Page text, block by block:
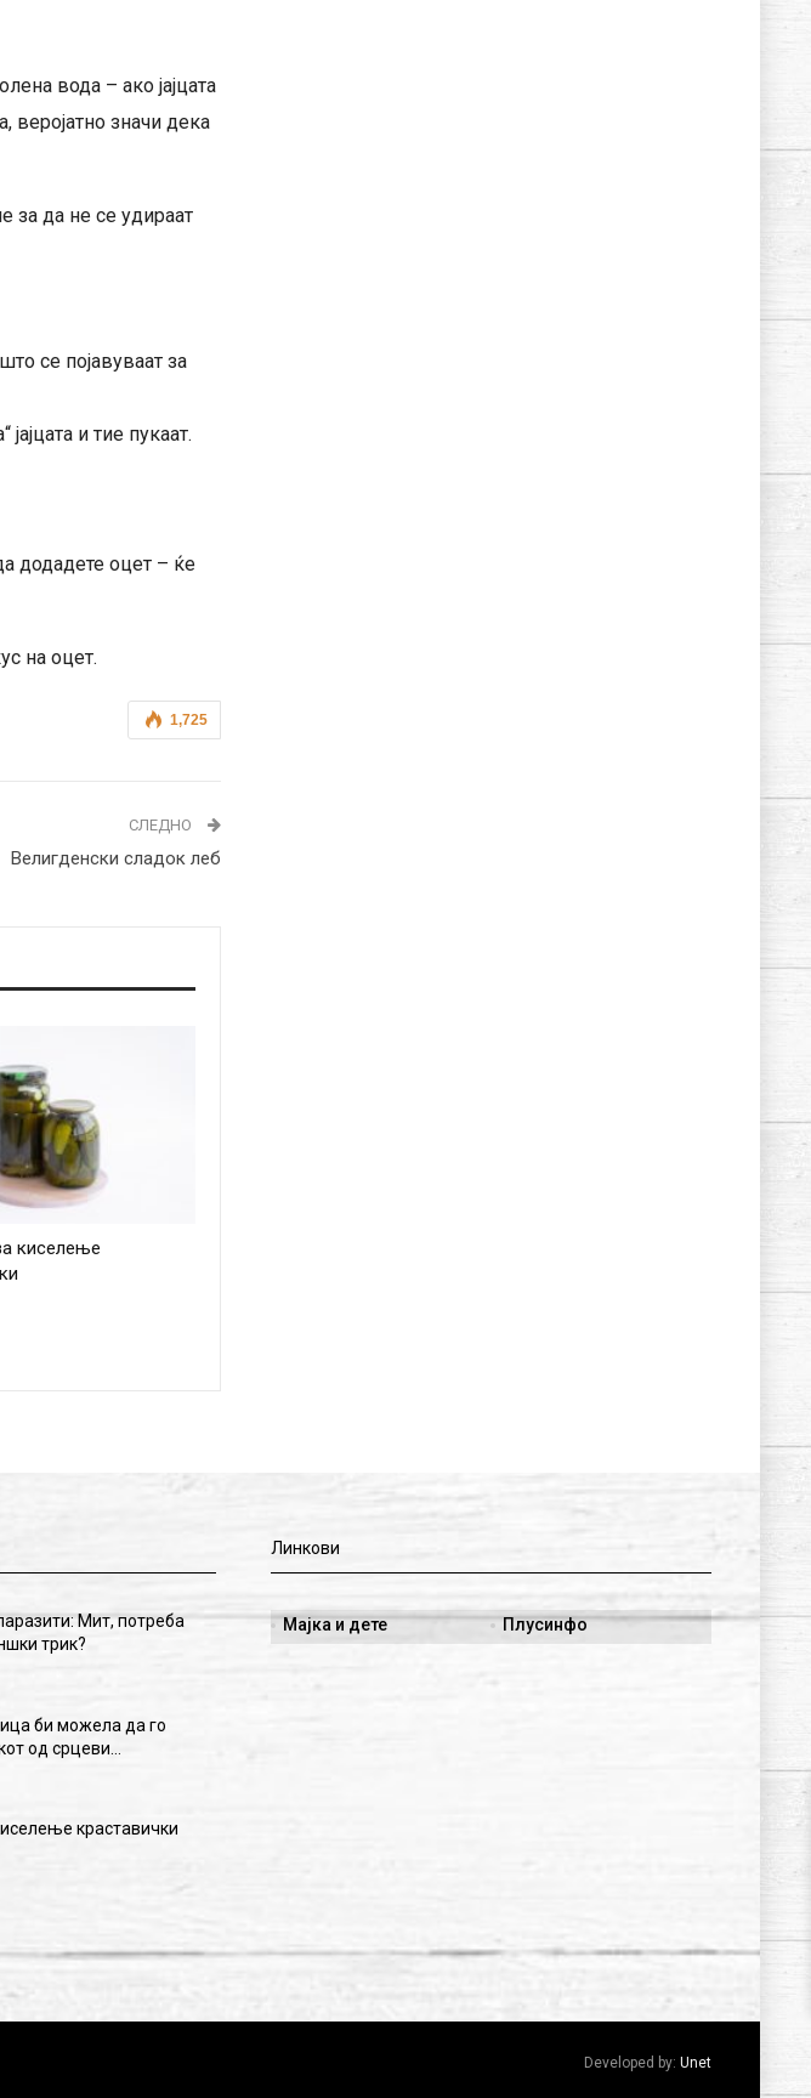
вода – ако јајцата
веројатно значи дека
за да не се удираат
се појавуваат за
и тие пукаат.
додадете оцет – ќе
на оцет.
1,725
СЛЕДНО
Велигденски сладок леб
киселење
Мит, потреба
трик?
би можела да го
од срцеви…
краставички
Линкови
Мајка и дете Плусинфо
Developed by: Unet